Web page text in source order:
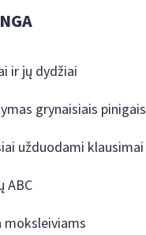
ir jų dydžiai
grynaisiais pinigais
užduodami klausimai
ABC
moksleiviams